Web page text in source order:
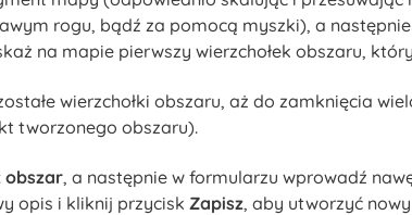
rogu, bądź za pomocą myszki), a
na mapie pierwszy wierzchołek obszaru,
wierzchołki obszaru, aż do zamknięcia
tworzonego obszaru).
obszar, a następnie w formularzu wprowadź
opis i kliknij przycisk Zapisz, aby utworzyć